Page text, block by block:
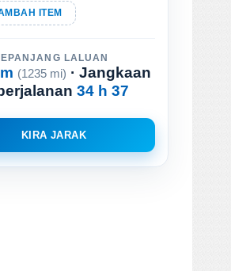
ITEM
LALUAN
(1235 mi) · Jangkaan
34 h 37
KIRA JARAK